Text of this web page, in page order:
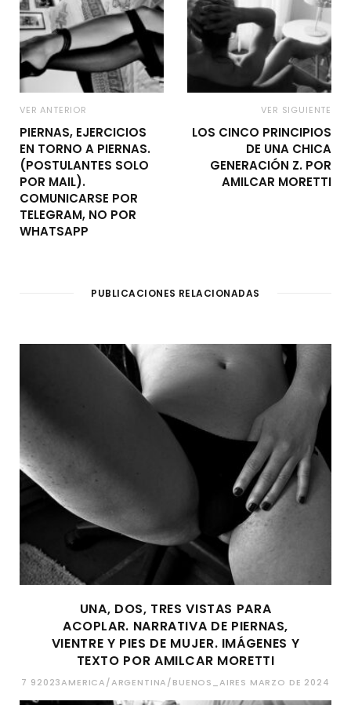
VER ANTERIOR
PIERNAS, EJERCICIOS
EN TORNO A PIERNAS.
(POSTULANTES SOLO
POR MAIL).
COMUNICARSE POR
TELEGRAM, NO POR
WHATSAPP
VER SIGUIENTE
LOS CINCO PRINCIPIOS
DE UNA CHICA
GENERACIÓN Z. POR
AMILCAR MORETTI
PUBLICACIONES RELACIONADAS
UNA, DOS, TRES VISTAS PARA
ACOPLAR. NARRATIVA DE PIERNAS,
VIENTRE Y PIES DE MUJER. IMÁGENES Y
TEXTO POR AMILCAR MORETTI
7 92023AMERICA/ARGENTINA/BUENOS_AIRES MARZO DE 2024